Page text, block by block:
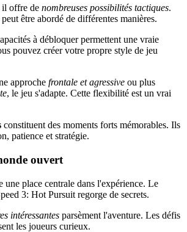
il offre de nombreuses possibilités tactiques.
être abordé de différentes manières.
à débloquer permettent une vraie
pouvez créer votre propre style de jeu
approche frontale et agressive ou plus
, le jeu s'adapte. Cette flexibilité est un vrai
constituent des moments forts mémorables. Ils
patience et stratégie.
ouvert
une place centrale dans l'expérience. Le
3: Hot Pursuit regorge de secrets.
intéressantes parsèment l'aventure. Les défis
les joueurs curieux.